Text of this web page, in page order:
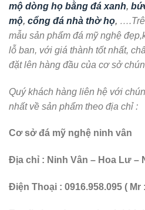
đẹp tại bình dương,giá bán lăng thờ
đá tại bình dương,giá bán lăng thờ đá
cây hương thờ chung bằng đá đẹp tại
chung bằng đá đẹp tại bình dương,
bình dương, hình ảnh lăng thờ chung
tại bình dương,hình ảnh lăng thờ
thước cây hương nghĩa trang bằng đá
củng thờ thần linh bằng đá đẹp tại bình
đẹp tại bình dương,kỳ đài thờ chung
dương,kỳ đài thờ chung nghĩa trang
dương,lăng thờ bằng đá ninh bình tại
dương ,lăng thờ chung khu lăng mộ
bình dương ,lăng thờ chung khu lăng